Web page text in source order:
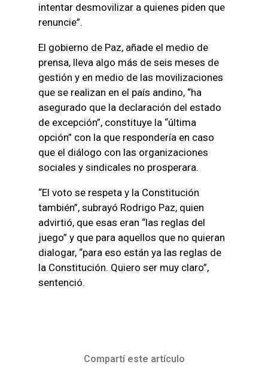
intentar desmovilizar a quienes piden que
renuncie”.
El gobierno de Paz, añade el medio de
prensa, lleva algo más de seis meses de
gestión y en medio de las movilizaciones
que se realizan en el país andino, “ha
asegurado que la declaración del estado
de excepción”, constituye la “última
opción” con la que respondería en caso
que el diálogo con las organizaciones
sociales y sindicales no prosperara.
“El voto se respeta y la Constitución
también”, subrayó Rodrigo Paz, quien
advirtió, que esas eran “las reglas del
juego” y que para aquellos que no quieran
dialogar, “para eso están ya las reglas de
la Constitución. Quiero ser muy claro”,
sentenció.
Compartí este artículo